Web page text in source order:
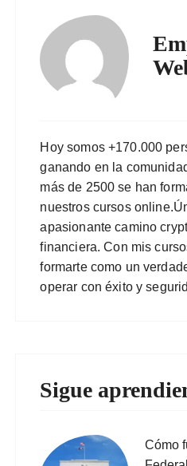
Hoy somos +170.000
ganando en la
más de 2500 se han
nuestros cursos
apasionante camino
financiera. Con mis
formarte como un
operar con éxito y
Sigue
Cómo